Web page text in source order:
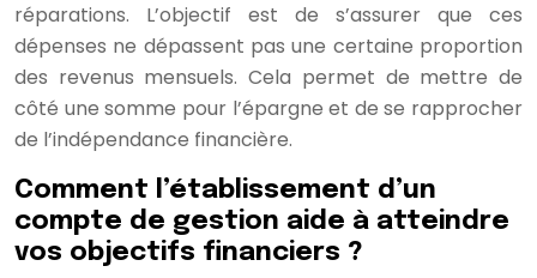
réparations. L’objectif est de s’assurer que ces
dépenses ne dépassent pas une certaine proportion
des revenus mensuels. Cela permet de mettre de
côté une somme pour l’épargne et de se rapprocher
de l’indépendance financière.
Comment l’établissement d’un
compte de gestion aide à atteindre
vos objectifs financiers ?